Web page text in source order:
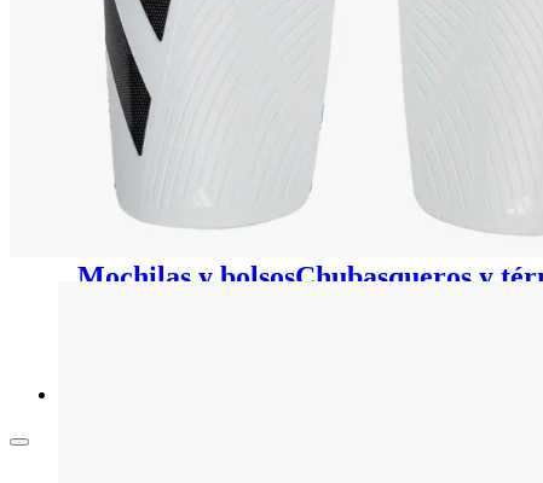
F.C. Barcelona
Real Madrid
Atlético de Madrid
Accesorios Deportivos
Mochilas y bolsosChubasqueros y